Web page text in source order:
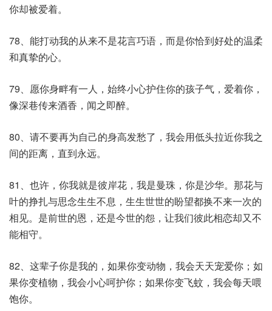
你却被爱着。
78、能打动我的从来不是花言巧语，而是你恰到好处的温柔
和真挚的心。
79、愿你身畔有一人，始终小心护住你的孩子气，爱着你，
像深巷传来酒香，闻之即醉。
80、请不要再为自己的身高发愁了，我会用低头拉近你我之
间的距离，直到永远。
81、也许，你我就是彼岸花，我是曼珠，你是沙华。那花与
叶的挣扎与思念生生不息，生生世世的盼望都换不来一次的
相见。是前世的恩，还是今世的怨，让我们彼此相恋却又不
能相守。
82、这辈子你是我的，如果你变动物，我会天天宠爱你；如
果你变植物，我会小心呵护你；如果你变飞蚊，我会每天喂
饱你。